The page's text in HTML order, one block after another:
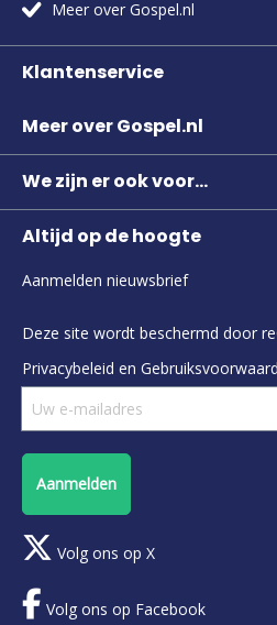
Meer over Gospel.nl
Klantenservice
Meer over Gospel.nl
We zijn er ook voor...
Altijd op de hoogte
Aanmelden nieuwsbrief
Deze site wordt beschermd door
Privacybeleid en
Aanmelden
Volg ons op X
Volg ons op Facebook